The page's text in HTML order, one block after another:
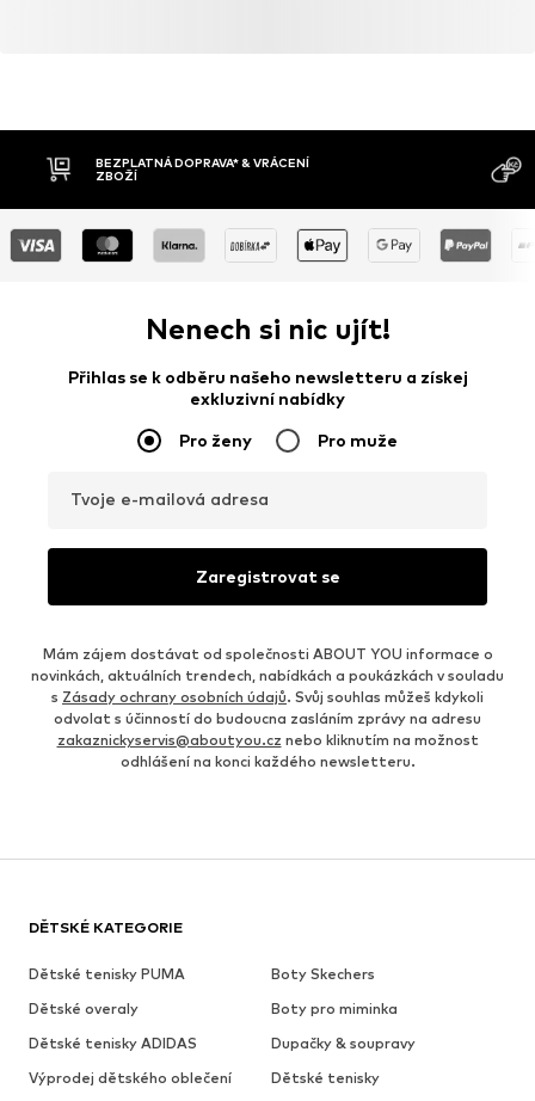
BEZPLATNÁ DOPRAVA* & VRÁCENÍ
ZBOŽÍ
Nenech si nic ujít!
Přihlas se k odběru našeho newsletteru a získej
exkluzivní nabídky
Pro ženy Pro muže
Tvoje e-mailová adresa
Zaregistrovat se
Mám zájem dostávat od společnosti ABOUT YOU informace o
novinkách, aktuálních trendech, nabídkách a poukázkách v souladu
s Zásady ochrany osobních údajů. Svůj souhlas můžeš kdykoli
odvolat s účinností do budoucna zasláním zprávy na adresu
zakaznickyservis@aboutyou.cz nebo kliknutím na možnost
odhlášení na konci každého newsletteru.
DĚTSKÉ KATEGORIE
Dětské tenisky PUMA
Boty Skechers
Dětské overaly
Boty pro miminka
Dětské tenisky ADIDAS
Dupačky & soupravy
Výprodej dětského oblečení
Dětské tenisky